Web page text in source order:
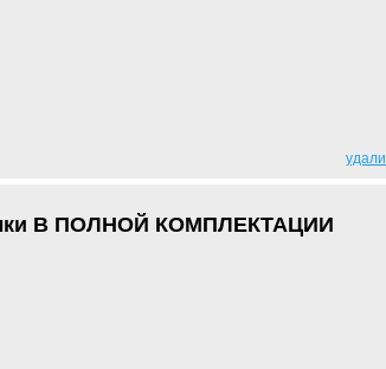
В ПОЛНОЙ КОМПЛЕКТАЦИИ